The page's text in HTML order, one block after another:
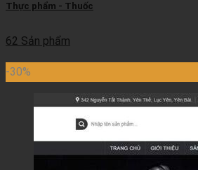
Thực phẩm - Thuốc
62 Sản phẩm
-30%